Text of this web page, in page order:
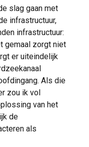
slag gaan met
infrastructuur,
infrastructuur:
gemaal zorgt niet
er uiteindelijk
Als die
zou ik vol
van het
de
als